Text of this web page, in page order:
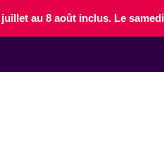
au 8 août inclus. Le